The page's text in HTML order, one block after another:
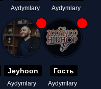
Aydymlary Aydymlary
Jeyhoon
Aydymlary
Гость
Aydymlary